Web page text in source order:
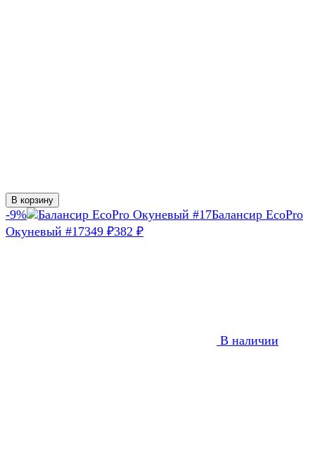
В корзину
-9%
Балансир EcoPro
Окуневый #17349 ₽382 ₽
В наличии